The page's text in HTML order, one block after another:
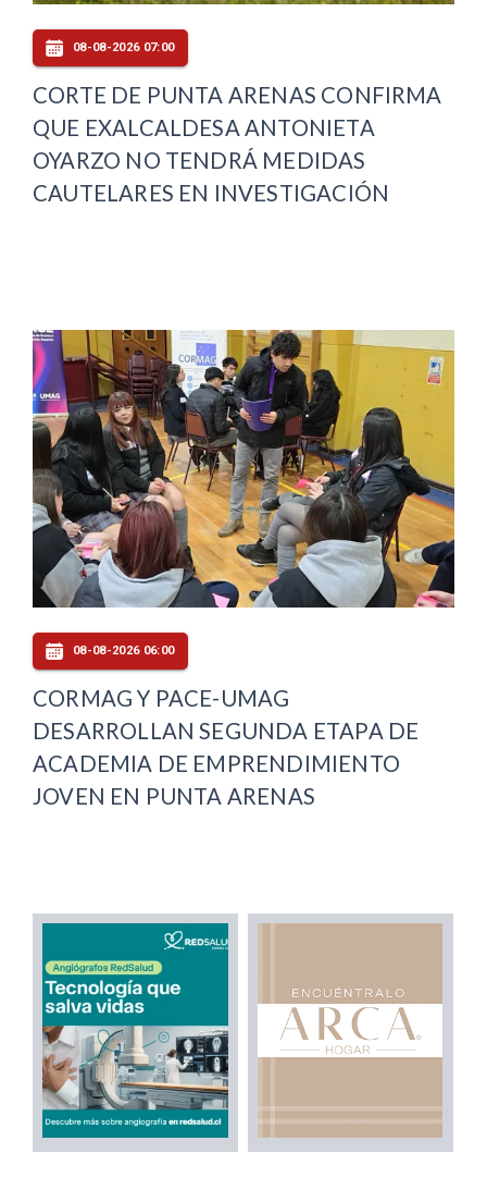
08-08-2026 07:00
CORTE DE PUNTA ARENAS CONFIRMA
QUE EXALCALDESA ANTONIETA
OYARZO NO TENDRÁ MEDIDAS
CAUTELARES EN INVESTIGACIÓN
08-08-2026 06:00
CORMAG Y PACE-UMAG
DESARROLLAN SEGUNDA ETAPA DE
ACADEMIA DE EMPRENDIMIENTO
JOVEN EN PUNTA ARENAS